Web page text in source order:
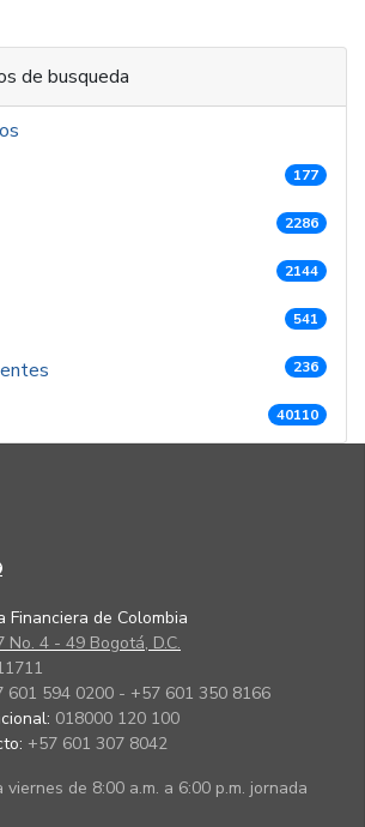
de busqueda
177
2286
2144
541
236
40110
Financiera de Colombia
No. 4 - 49 Bogotá, D.C.
601 594 0200 - +57 601 350 8166
018000 120 100
+57 601 307 8042
viernes de 8:00 a.m. a 6:00 p.m. jornada